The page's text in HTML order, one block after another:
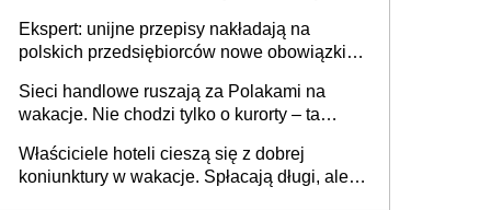
Ekspert: unijne przepisy nakładają na
polskich przedsiębiorców nowe obowiązki w
Sieci handlowe ruszają za Polakami na
wakacje. Nie chodzi tylko o kurorty – ta
tam, gdzie wielu spędzi urlop po cichu
Właściciele hoteli cieszą się z dobrej
koniunktury w wakacje. Spłacają długi, ale